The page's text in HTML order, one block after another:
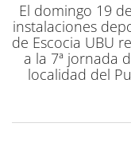
El domingo 19
instalaciones
de Escocia UBU
a la 7ª jornada
localidad del